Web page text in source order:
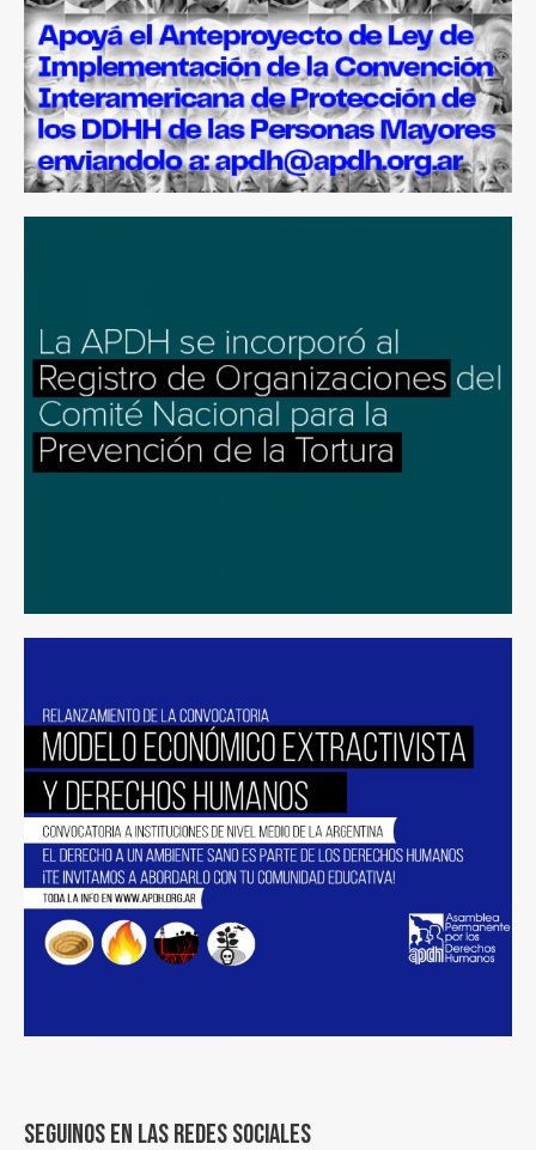
Seguinos en las redes sociales